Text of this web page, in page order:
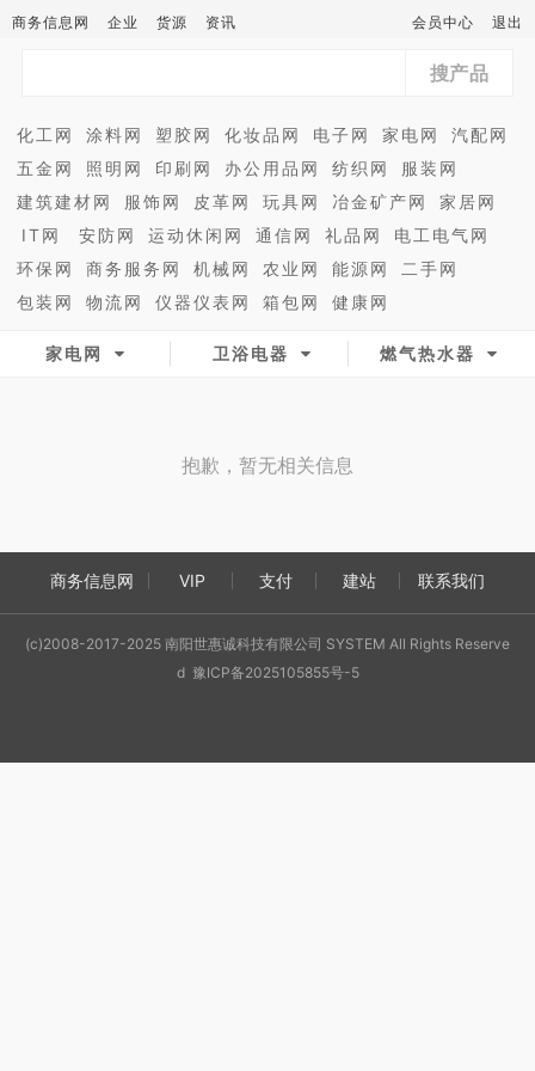
商务信息网 企业 货源 资讯 会员中心 退出
搜产品
化工网 涂料网 塑胶网 化妆品网 电子网 家电网
汽配网
五金网
照明网 印刷网 办公用品网 纺织网
服装网
建筑建材网
服饰网 皮革网 玩具网 冶金矿产网
家居网
IT网
安防网 运动休闲网 通信网 礼品网
电工电气网
环保网
商务服务网 机械网 农业网 能源网
二手网
包装网
物流网 仪器仪表网 箱包网 健康网
家电网 卫浴电器 燃气热水器
抱歉，暂无相关信息
商务信息网 VIP 支付 建站 联系我们
(c)2008-2017-2025 南阳世惠诚科技有限公司 SYSTEM All Rights Reserve
d 豫ICP备2025105855号-5